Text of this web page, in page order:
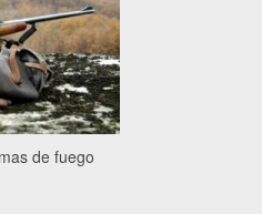
de fuego